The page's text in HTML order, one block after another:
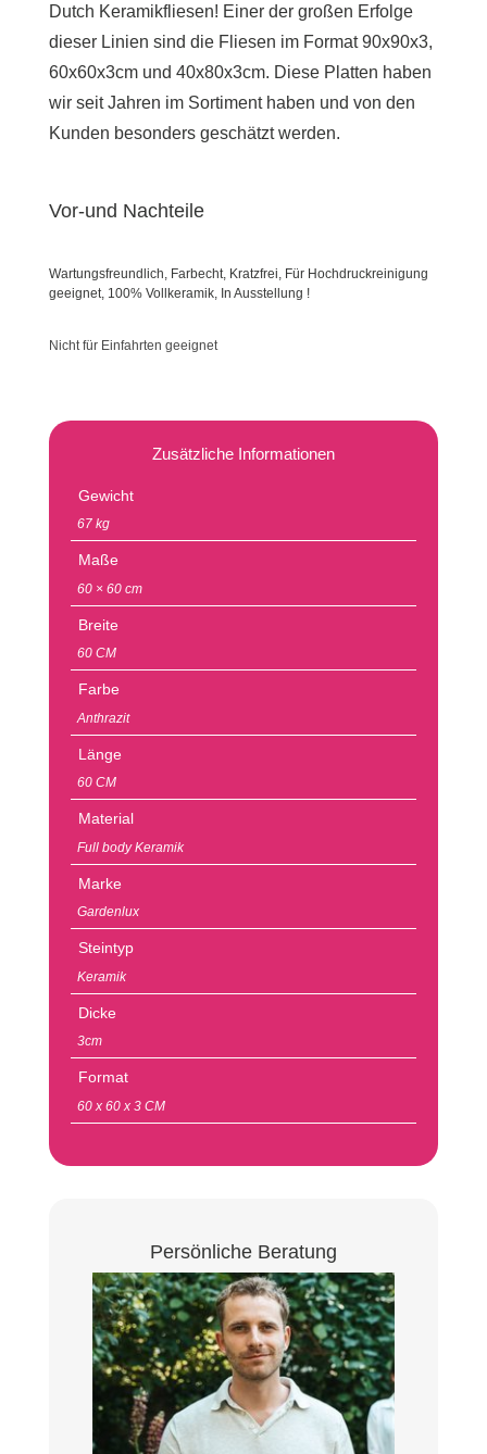
Dutch Keramikfliesen! Einer der großen Erfolge
dieser Linien sind die Fliesen im Format 90x90x3,
60x60x3cm und 40x80x3cm. Diese Platten haben
wir seit Jahren im Sortiment haben und von den
Kunden besonders geschätzt werden.
Vor-und Nachteile
Wartungsfreundlich, Farbecht, Kratzfrei, Für Hochdruckreinigung
geeignet, 100% Vollkeramik, In Ausstellung !
Nicht für Einfahrten geeignet
Zusätzliche Informationen
Gewicht
67 kg
Maße
60 × 60 cm
Breite
60 CM
Farbe
Anthrazit
Länge
60 CM
Material
Full body Keramik
Marke
Gardenlux
Steintyp
Keramik
Dicke
3cm
Format
60 x 60 x 3 CM
Persönliche Beratung